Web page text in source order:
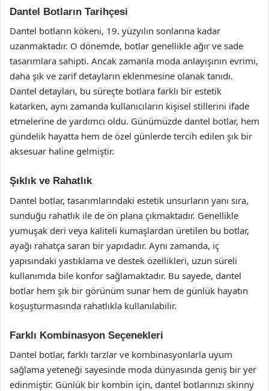
Dantel Botların Tarihçesi
Dantel botların kökeni, 19. yüzyılın sonlarına kadar
uzanmaktadır. O dönemde, botlar genellikle ağır ve sade
tasarımlara sahipti. Ancak zamanla moda anlayışının evrimi,
daha şık ve zarif detayların eklenmesine olanak tanıdı.
Dantel detayları, bu süreçte botlara farklı bir estetik
katarken, aynı zamanda kullanıcıların kişisel stillerini ifade
etmelerine de yardımcı oldu. Günümüzde dantel botlar, hem
gündelik hayatta hem de özel günlerde tercih edilen şık bir
aksesuar haline gelmiştir.
Şıklık ve Rahatlık
Dantel botlar, tasarımlarındaki estetik unsurların yanı sıra,
sunduğu rahatlık ile de ön plana çıkmaktadır. Genellikle
yumuşak deri veya kaliteli kumaşlardan üretilen bu botlar,
ayağı rahatça saran bir yapıdadır. Aynı zamanda, iç
yapısındaki yastıklama ve destek özellikleri, uzun süreli
kullanımda bile konfor sağlamaktadır. Bu sayede, dantel
botlar hem şık bir görünüm sunar hem de günlük hayatın
koşuşturmasında rahatlıkla kullanılabilir.
Farklı Kombinasyon Seçenekleri
Dantel botlar, farklı tarzlar ve kombinasyonlarla uyum
sağlama yeteneği sayesinde moda dünyasında geniş bir yer
edinmiştir. Günlük bir kombin için, dantel botlarınızı skinny